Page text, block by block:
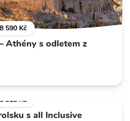
590 Kč
Athény s odletem z
318 Kč
s all Inclusive